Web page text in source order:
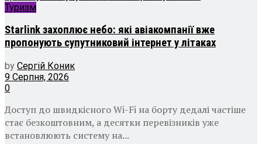
Туризм
Starlink захоплює небо: які авіакомпанії вже
пропонують супутниковий інтернет у літаках
by Сергій Коник
9 Серпня, 2026
0
Доступ до швидкісного Wi-Fi на борту дедалі частіше
стає безкоштовним, а десятки перевізників уже
встановлюють систему на...